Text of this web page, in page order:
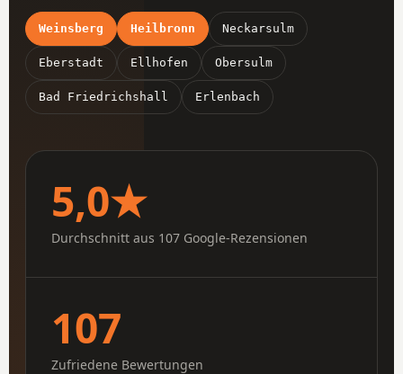
Weinsberg Heilbronn Neckarsulm
Eberstadt Ellhofen Obersulm
Bad Friedrichshall Erlenbach
5,0★
Durchschnitt aus 107 Google-Rezensionen
107
Zufriedene Bewertungen